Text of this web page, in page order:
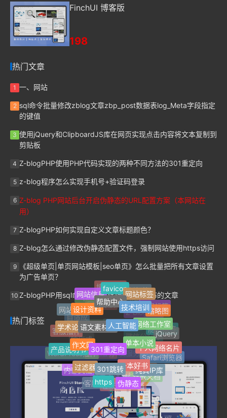
FinchUI 博客版
198
热门文章
1 一、网站
2 sql命令批量修改zblog文章zbp_post数据表log_Meta字段指定
的键值
3 使用jQuery和ClipboardJS库在网页实现点击内容将文本复制到
剪贴板
4 Z-blogPHP使用PHP代码实现的两种不同方法的301重定向
5 z-blog程序怎么实现手机号+验证码登录
6 Z-blog PHP网站后台开启伪静态的URL配置方案（本网站在
用）
7 Z-blogPHP如何实现自定义文章标题颜色？
8 Z-blog怎么通过修改伪静态配置文件，强制网站使用https访问
9
《超级单页|单页网站模板|seo单页》怎么批量把所有文章设置
为广告单页？
10 Z-blogPHP用sql命令批量删除指定用户发布的文章
热门标签
Z-blogPHP
FinchUI
网址导航
单页网站
Z-Blog插件
微信公众号
开发服务
定制服务
响应式
自适应
Jquery
博客网站最新标签
热门标签
随机标签
标签归档
AI写作助手
文章多选分类
附加分类
WordPress插件
客服插件
网站搬家
网站信息
favicon
网站标签
缩略图
jQuery
Safari浏览器
开放文档
在线帮助文档
客服中心
内部文档
产品说明书
学术论著
设计资料
帮助中心
技术培训
网络工作室
个人网络名片
纯真IP库
伪静态
https
过滤器
作文网
语文素材网人工智能
单本小说
一本好书
301跳转
301重定向